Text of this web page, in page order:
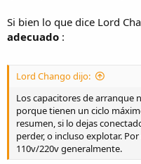
Si bien lo que dice Lord
adecuado :
Lord Chango dijo:
Los capacitores de arranque
porque tienen un ciclo
resumen, si lo dejas
perder, o incluso explotar.
110v/220v generalmente.